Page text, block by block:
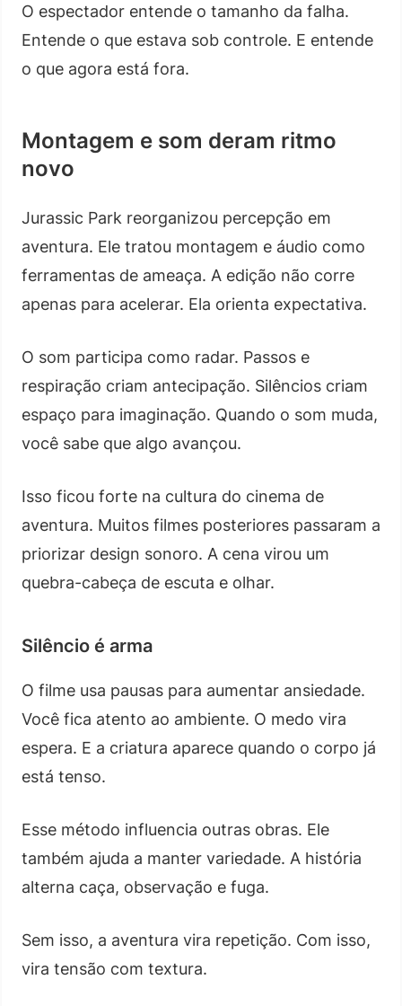
O espectador entende o tamanho da falha.
Entende o que estava sob controle. E entende
o que agora está fora.
Montagem e som deram ritmo
novo
Jurassic Park reorganizou percepção em
aventura. Ele tratou montagem e áudio como
ferramentas de ameaça. A edição não corre
apenas para acelerar. Ela orienta expectativa.
O som participa como radar. Passos e
respiração criam antecipação. Silêncios criam
espaço para imaginação. Quando o som muda,
você sabe que algo avançou.
Isso ficou forte na cultura do cinema de
aventura. Muitos filmes posteriores passaram a
priorizar design sonoro. A cena virou um
quebra-cabeça de escuta e olhar.
Silêncio é arma
O filme usa pausas para aumentar ansiedade.
Você fica atento ao ambiente. O medo vira
espera. E a criatura aparece quando o corpo já
está tenso.
Esse método influencia outras obras. Ele
também ajuda a manter variedade. A história
alterna caça, observação e fuga.
Sem isso, a aventura vira repetição. Com isso,
vira tensão com textura.